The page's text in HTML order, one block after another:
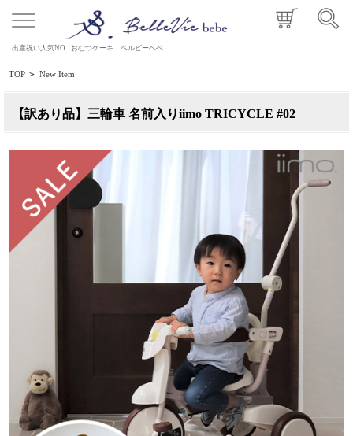
出産祝い人気NO.1おむつケーキ｜ベルビーベベ
TOP > New Item
【訳あり品】三輪車 名前入りiimo TRICYCLE #02